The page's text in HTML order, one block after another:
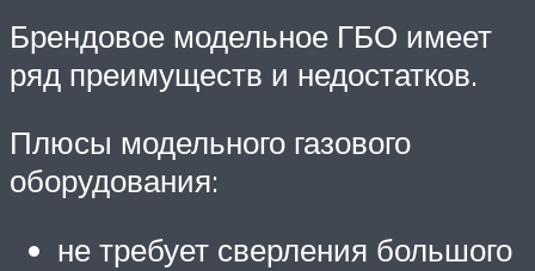
Брендовое модельное ГБО имеет
ряд преимуществ и недостатков.
Плюсы модельного газового
оборудования:
не требует сверления большого